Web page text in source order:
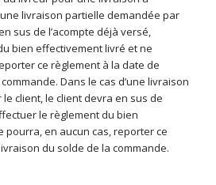
livraison partielle demandée par
sus de l’acompte déjà versé,
bien effectivement livré et ne
ce règlement à la date de
Dans le cas d’une livraison
client, le client devra en sus de
le règlement du bien
pourra, en aucun cas, reporter ce
du solde de la commande.